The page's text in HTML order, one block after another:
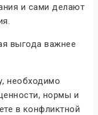
и сами делают
выгода важнее
необходимо
нормы и
в конфликтной